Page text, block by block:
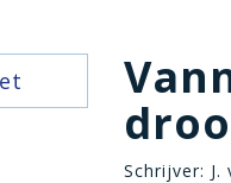
Schrijver: J.